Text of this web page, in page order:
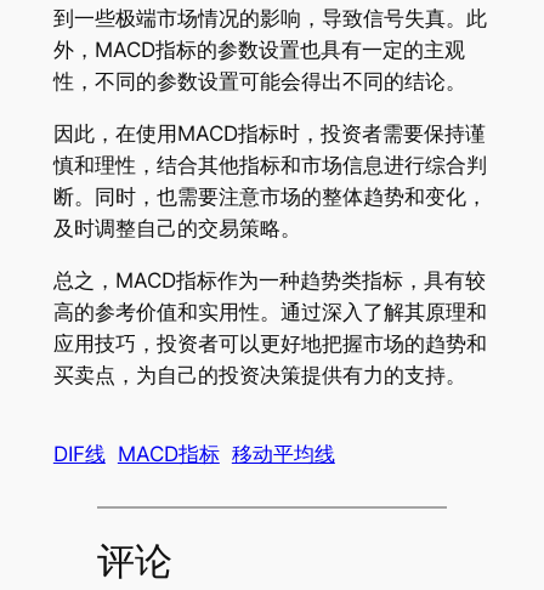
到一些极端市场情况的影响，导致信号失真。此
外，MACD指标的参数设置也具有一定的主观
性，不同的参数设置可能会得出不同的结论。
因此，在使用MACD指标时，投资者需要保持谨
慎和理性，结合其他指标和市场信息进行综合判
断。同时，也需要注意市场的整体趋势和变化，
及时调整自己的交易策略。
总之，MACD指标作为一种趋势类指标，具有较
高的参考价值和实用性。通过深入了解其原理和
应用技巧，投资者可以更好地把握市场的趋势和
买卖点，为自己的投资决策提供有力的支持。
DIF线 MACD指标 移动平均线
评论